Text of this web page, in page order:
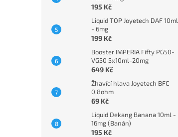
195 Kč
Liquid TOP Joyetech DAF 10ml
- 6mg
199 Kč
Booster IMPERIA Fifty PG50-
VG50 5x10ml-20mg
649 Kč
Žhavící hlava Joyetech BFC
0,8ohm
69 Kč
Liquid Dekang Banana 10ml -
16mg (Banán)
195 Kč